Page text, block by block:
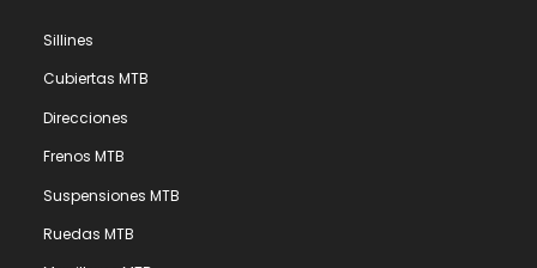
Sillines
Cubiertas MTB
Direcciones
Frenos MTB
Suspensiones MTB
Ruedas MTB